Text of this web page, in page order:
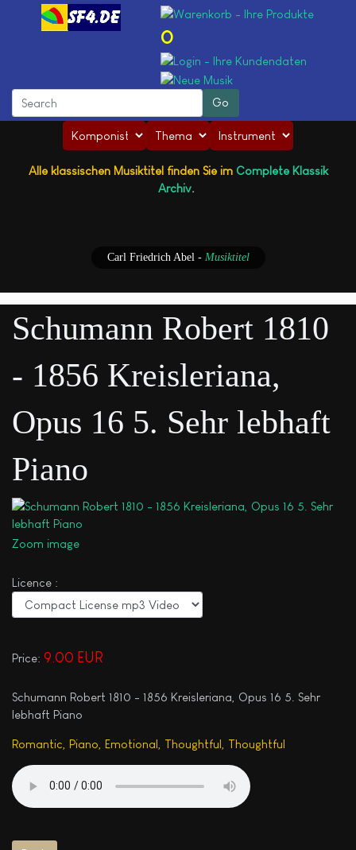
0
Alle klassischen Musiktitel finden Sie im Complete Klassik
Archiv.
Carl Friedrich Abel - Musiktitel
Schumann Robert 1810
- 1856 Kreisleriana,
Opus 16 5. Sehr lebhaft
Piano
Zoom image
Licence :
Price: 9.00 EUR
Schumann Robert 1810 - 1856 Kreisleriana, Opus 16 5. Sehr
lebhaft Piano
Romantic, Piano, Emotional, Thoughtful, Thoughtful